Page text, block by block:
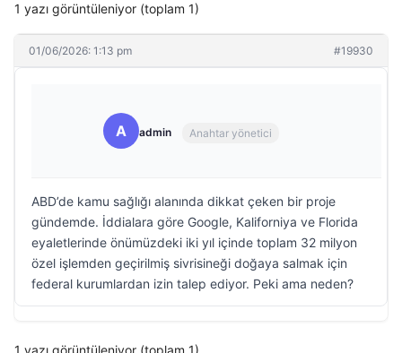
1 yazı görüntüleniyor (toplam 1)
01/06/2026: 1:13 pm #19930
A admin Anahtar yönetici
ABD’de kamu sağlığı alanında dikkat çeken bir proje
gündemde. İddialara göre Google, Kaliforniya ve Florida
eyaletlerinde önümüzdeki iki yıl içinde toplam 32 milyon
özel işlemden geçirilmiş sivrisineği doğaya salmak için
federal kurumlardan izin talep ediyor. Peki ama neden?
1 yazı görüntüleniyor (toplam 1)